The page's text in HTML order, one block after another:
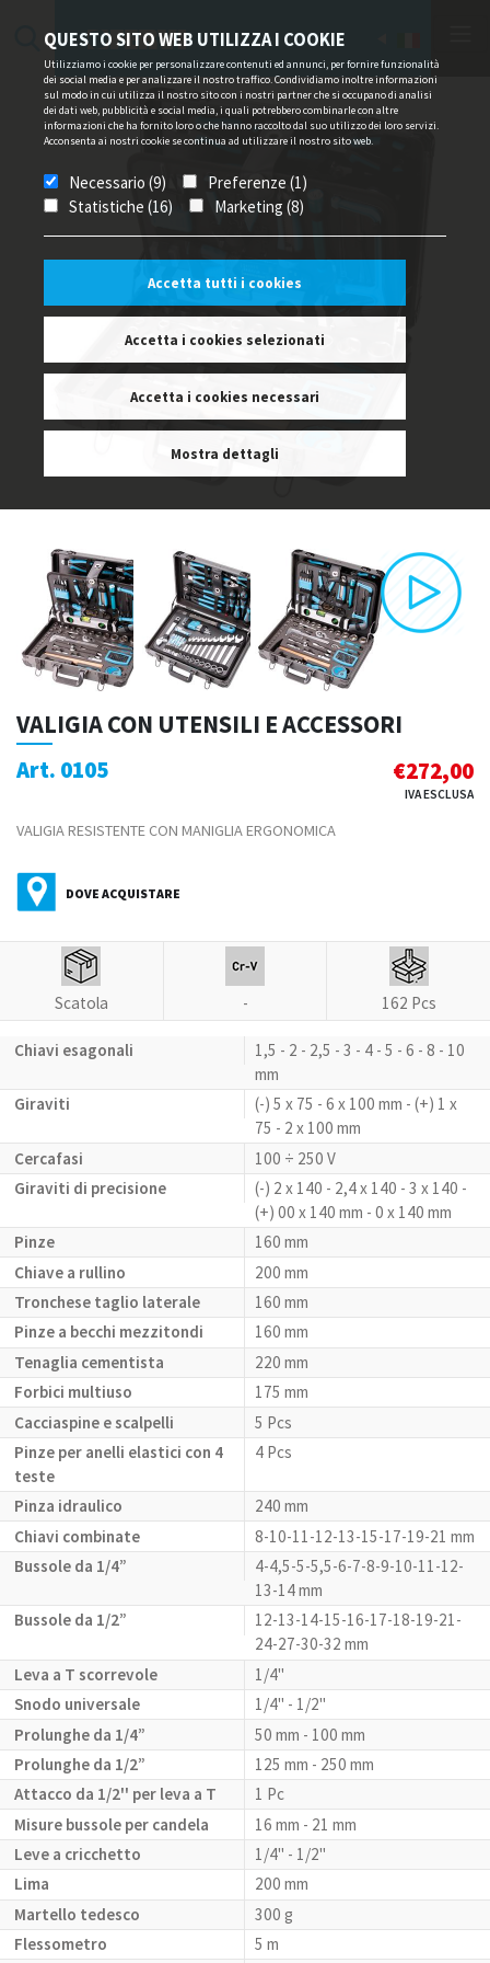
QUESTO SITO WEB UTILIZZA I COOKIE
Utilizziamo i cookie per personalizzare contenuti ed annunci, per fornire funzionalità
dei social media e per analizzare il nostro traffico. Condividiamo inoltre informazioni
sul modo in cui utilizza il nostro sito con i nostri partner che si occupano di analisi
dei dati web, pubblicità e social media, i quali potrebbero combinarle con altre
informazioni che ha fornito loro o che hanno raccolto dal suo utilizzo dei loro servizi.
Acconsenta ai nostri cookie se continua ad utilizzare il nostro sito web.
Necessario (9)
Preferenze (1)
Statistiche (16)
Marketing (8)
Accetta tutti i cookies
Accetta i cookies selezionati
Accetta i cookies necessari
Mostra dettagli
VALIGIA CON UTENSILI E ACCESSORI
Art. 0105 €272,00
IVA ESCLUSA
VALIGIA RESISTENTE CON MANIGLIA ERGONOMICA
DOVE ACQUISTARE
Scatola - 162 Pcs
Chiavi esagonali
1,5 - 2 - 2,5 - 3 - 4 - 5 - 6 - 8 - 10
mm
Giraviti
(-) 5 x 75 - 6 x 100 mm - (+) 1 x
75 - 2 x 100 mm
Cercafasi
100 ÷ 250 V
Giraviti di precisione
(-) 2 x 140 - 2,4 x 140 - 3 x 140 -
(+) 00 x 140 mm - 0 x 140 mm
Pinze
160 mm
Chiave a rullino
200 mm
Tronchese taglio laterale
160 mm
Pinze a becchi mezzitondi
160 mm
Tenaglia cementista
220 mm
Forbici multiuso
175 mm
Cacciaspine e scalpelli
5 Pcs
Pinze per anelli elastici con 4
teste
4 Pcs
Pinza idraulico
240 mm
Chiavi combinate
8-10-11-12-13-15-17-19-21 mm
Bussole da 1/4”
4-4,5-5-5,5-6-7-8-9-10-11-12-
13-14 mm
Bussole da 1/2”
12-13-14-15-16-17-18-19-21-
24-27-30-32 mm
Leva a T scorrevole
1/4"
Snodo universale
1/4" - 1/2"
Prolunghe da 1/4”
50 mm - 100 mm
Prolunghe da 1/2”
125 mm - 250 mm
Attacco da 1/2'' per leva a T
1 Pc
Misure bussole per candela
16 mm - 21 mm
Leve a cricchetto
1/4" - 1/2"
Lima
200 mm
Martello tedesco
300 g
Flessometro
5 m